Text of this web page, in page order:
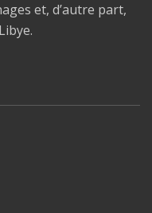
et, d’autre part,